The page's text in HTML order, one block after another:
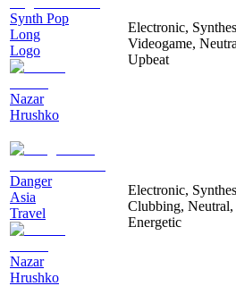
Synth Pop
Long
Logo
Nazar
Hrushko
Electronic,
Videogame,
Upbeat
Danger
Asia
Travel
Nazar
Hrushko
Electronic,
Clubbing, Neutral,
Energetic